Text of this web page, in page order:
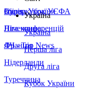
Збірна України
Італія
Німеччина
Франція
Нідерланди
Туреччина
Суперкубок УЄФА
Ліга конференцій
ЛЧ - Top News
Україна
Україна
Перша ліга
Друга ліга
Кубок України